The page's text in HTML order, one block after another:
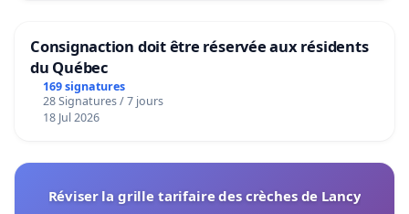
Consignaction doit être réservée aux résidents
du Québec
169 signatures
28 Signatures / 7 jours
18 Jul 2026
Réviser la grille tarifaire des crèches de Lancy